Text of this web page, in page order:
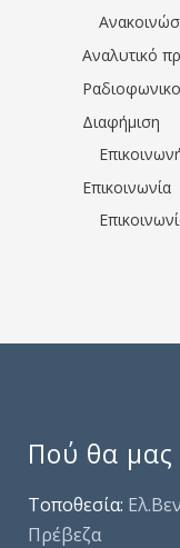
Αναλυτικό
Διαφήμιση
Επικοινωνία
Πού θα μας
Τοποθεσία:
Πρέβεζα